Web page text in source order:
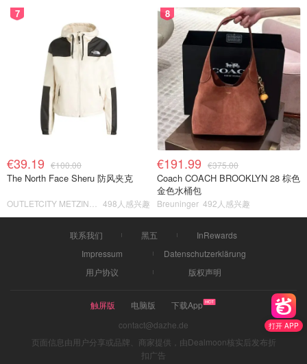
打开 APP
7
€39.19 €100.00
The North Face Sheru 防风夹克
498人感兴趣
8
€191.99 €375.00
Coach COACH BROOKLYN 28 棕色
金色水桶包
Breuninger 492人感兴趣
联系我们 黑五
InRewards
Impressum
Datenschutzerklärung
用户协议
版权声明
触屏版 电脑版
下载App
contact@dazhe.de
页面信息由用户分享或品牌、商家提供，由Dealmoon核实后发布折
扣广告